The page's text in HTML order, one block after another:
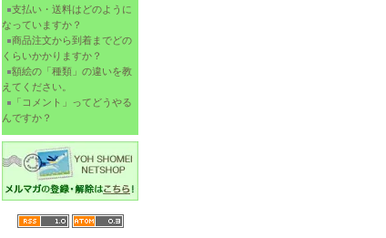
支払い・送料はどのように
なっていますか？
商品注文から到着までどの
くらいかかりますか？
額絵の「種類」の違いを教
えてください。
「コメント」ってどうやる
んですか？